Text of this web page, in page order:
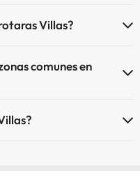
Villas?
comunes en